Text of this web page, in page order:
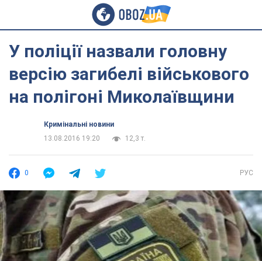
У поліції назвали головну
версію загибелі військового
на полігоні Миколаївщини
Кримінальні новини
13.08.2016 19:20
12,3 т.
0 РУС